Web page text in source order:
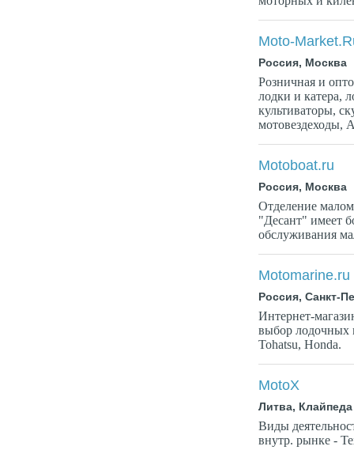
Moto-
Россия, Москва
Розничная и
лодки и катера,
культиваторы,
мотовездеходы,
Motoboat.ru
Россия, Москва
Отделение
"Десант" имеет
обслуживания
Motomarine.ru
Россия, Санкт-
Интернет-
выбор лодочных
Tohatsu, Honda.
MotoX
Литва, Клайпеда
Виды
внутр. рынке -